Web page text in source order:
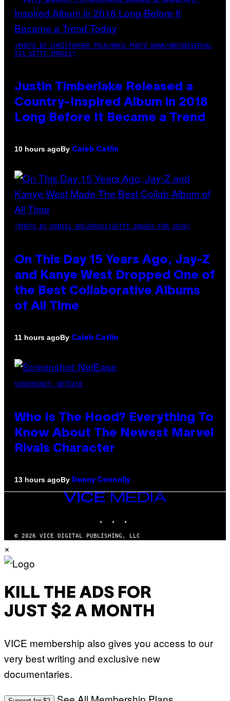
(PHOTO BY CHRISTOPHER POLK/NBCU PHOTO BANK/NBCUNIVERSAL
VIA GETTY IMAGES)
Justin Timberlake Released a
Country-Inspired Album in 2018
Long Before It Became a Trend
10 hours agoBy Caleb Catlin
(PHOTO BY DANIEL BOCZARSKI/GETTY IMAGES FOR VEVO)
On This Day 15 Years Ago, Jay-Z
and Kanye West Dropped One of
the Best Collaborative Albums
of All Time
11 hours agoBy Caleb Catlin
SCREENSHOT: NETEASE
Who Is The Hood? Everything To
Know About The Newest Marvel
Rivals Character
13 hours agoBy Denny Connolly
VICE
MEDIA
© 2026 VICE DIGITAL PUBLISHING, LLC
×
KILL THE ADS FOR
JUST $2 A MONTH
VICE membership also gives you access to our
very best writing and exclusive new
documentaries.